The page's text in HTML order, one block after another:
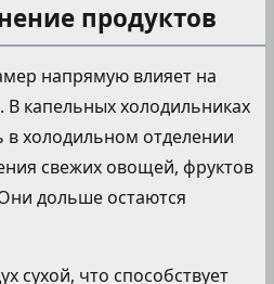
продуктов
напрямую влияет на
В капельных холодильниках
холодильном отделении
свежих овощей, фруктов
дольше остаются
сухой, что способствует